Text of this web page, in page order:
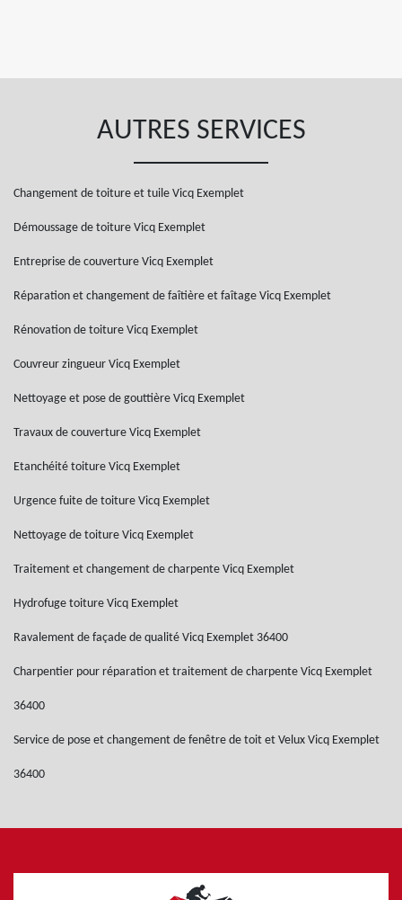
AUTRES SERVICES
Changement de toiture et tuile Vicq Exemplet
Démoussage de toiture Vicq Exemplet
Entreprise de couverture Vicq Exemplet
Réparation et changement de faîtière et faîtage Vicq Exemplet
Rénovation de toiture Vicq Exemplet
Couvreur zingueur Vicq Exemplet
Nettoyage et pose de gouttière Vicq Exemplet
Travaux de couverture Vicq Exemplet
Etanchéité toiture Vicq Exemplet
Urgence fuite de toiture Vicq Exemplet
Nettoyage de toiture Vicq Exemplet
Traitement et changement de charpente Vicq Exemplet
Hydrofuge toiture Vicq Exemplet
Ravalement de façade de qualité Vicq Exemplet 36400
Charpentier pour réparation et traitement de charpente Vicq Exemplet
36400
Service de pose et changement de fenêtre de toit et Velux Vicq Exemplet
36400